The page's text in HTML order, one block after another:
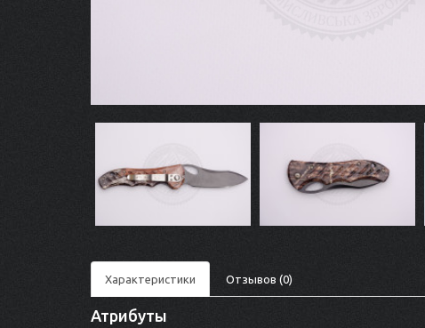
Характеристики Отзывов (0)
Атрибуты